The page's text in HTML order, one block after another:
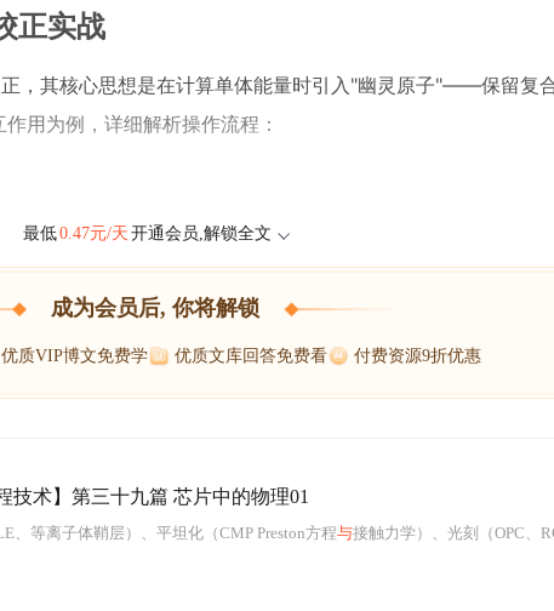
正实战
，其核心思想是在计算单体能量时引入"幽灵原子"——保留复
用为例，详细解析操作流程：
最低0.47元/天 开通会员,解锁全文
成为会员后, 你将解锁
优质VIP博文免费学 优质文库回答免费看 付费资源9折优惠
技术】第三十九篇 芯片中的物理01
等离子体鞘层）、平坦化（CMP Preston方程与接触力学）、光刻（OPC、RCWA、角谱法）、薄膜沉积（CVD边界层、KMC）、